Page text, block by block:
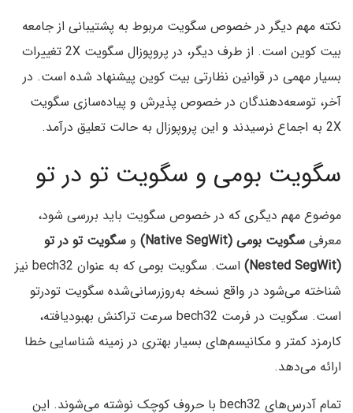
نکته مهم دیگر در خصوص سگویت مربوط به پشتیبانی از جامعه
بیت کوین است. از طرف دیگر، در پروپوزال سگویت 2X تغییرات
بسیار مهمی در قوانین نظارتی بیت کوین پیشنهاد شده است. در
آخر، توسعه‌دهندگان در خصوص پذیرش و پیاده‌سازی سگویت
2X به اجماع نرسیدند و این پروپوزال به حالت تعلیق درآمد.
سگویت بومی و سگویت تو در تو
موضوع مهم دیگری که در خصوص سگویت باید بررسی شود،
معرفی سگویت بومی (Native SegWit) و سگویت تو در تو
(Nested SegWit)
است. سگویت بومی که به عنوان bech32 نیز
شناخته می‌شود در واقع نسخه به‌روزرسانی‌شده سگویت تودرتو
است. سگویت در فرمت bech32 سرعت تراکنش بهبودیافته،
کارمزد کمتر و مکانیسم‌های بسیار بهتری در زمینه شناسایی خطا
ارائه می‌دهد.
تمام آدرس‌های bech32 با حروف کوچک نوشته می‌شوند. این